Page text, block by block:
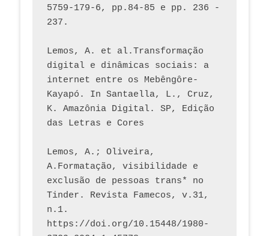
5759-179-6, pp.84-85 e pp. 236 -
237.
Lemos, A. et al.Transformação
digital e dinâmicas sociais: a
internet entre os Mebêngôre-
Kayapó. In Santaella, L., Cruz,
K. Amazônia Digital. SP, Edição
das Letras e Cores
Lemos, A.; Oliveira,
A.Formatação, visibilidade e
exclusão de pessoas trans* no
Tinder. Revista Famecos, v.31,
n.1.
https://doi.org/10.15448/1980-